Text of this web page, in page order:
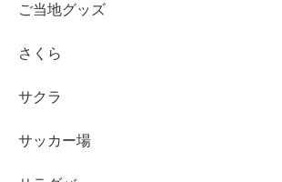
ご当地グッズ
さくら
サクラ
サッカー場